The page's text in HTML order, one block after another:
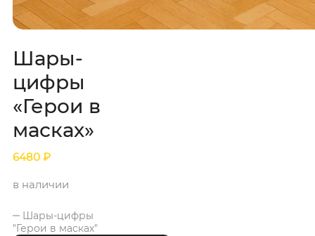
Шары-
цифры
«Герои в
масках»
6480 ₽
в наличии
Шары-цифры
"Герои в масках"